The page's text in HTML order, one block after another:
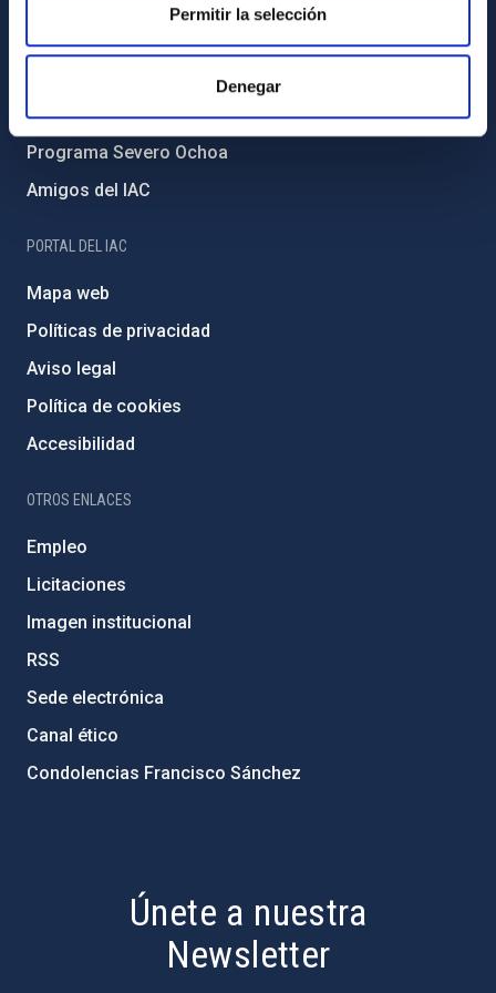
Permitir la selección
Denegar
Medio Ambiente y Sostenibilidad
Proyectos institucionales
Financiación externa
Programa Severo Ochoa
Amigos del IAC
PORTAL DEL IAC
Mapa web
Políticas de privacidad
Aviso legal
Política de cookies
Accesibilidad
OTROS ENLACES
Empleo
Licitaciones
Imagen institucional
RSS
Sede electrónica
Canal ético
Condolencias Francisco Sánchez
Únete a nuestra
Newsletter